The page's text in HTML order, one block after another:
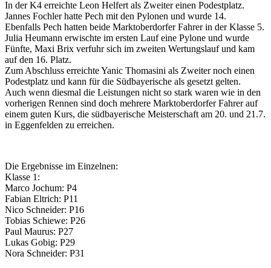
In der K4 erreichte Leon Helfert als Zweiter einen Podestplatz.
Jannes Fochler hatte Pech mit den Pylonen und wurde 14.
Ebenfalls Pech hatten beide Marktoberdorfer Fahrer in der Klasse 5.
Julia Heumann erwischte im ersten Lauf eine Pylone und wurde
Fünfte, Maxi Brix verfuhr sich im zweiten Wertungslauf und kam
auf den 16. Platz.
Zum Abschluss erreichte Yanic Thomasini als Zweiter noch einen
Podestplatz und kann für die Südbayerische als gesetzt gelten.
Auch wenn diesmal die Leistungen nicht so stark waren wie in den
vorherigen Rennen sind doch mehrere Marktoberdorfer Fahrer auf
einem guten Kurs, die südbayerische Meisterschaft am 20. und 21.7.
in Eggenfelden zu erreichen.
Die Ergebnisse im Einzelnen:
Klasse 1:
Marco Jochum: P4
Fabian Eltrich: P11
Nico Schneider: P16
Tobias Schiewe: P26
Paul Maurus: P27
Lukas Gobig: P29
Nora Schneider: P31